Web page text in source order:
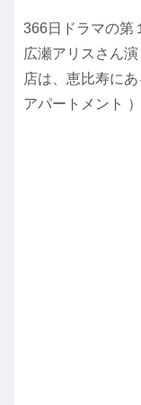
366日ドラマの第
広瀬アリスさん
店は、恵比寿にあ
アパートメント